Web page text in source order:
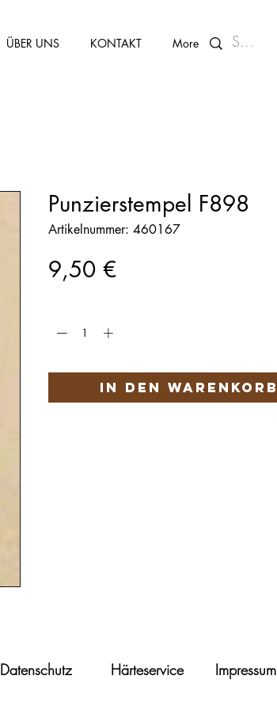
ÜBER UNS KONTAKT More
Punzierstempel F898
Artikelnummer: 460167
9,50 €Preis
In den Warenkorb
Datenschutz Härteservice Impressum